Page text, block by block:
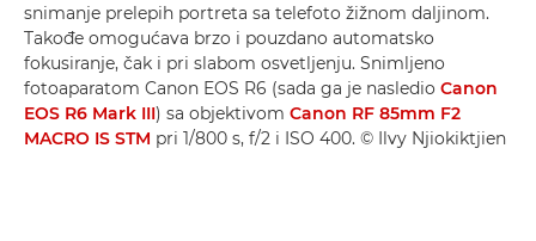
snimanje prelepih portreta sa telefoto žižnom daljinom.
Takođe omogućava brzo i pouzdano automatsko
fokusiranje, čak i pri slabom osvetljenju. Snimljeno
fotoaparatom Canon EOS R6 (sada ga je nasledio Canon
EOS R6 Mark III) sa objektivom Canon RF 85mm F2
MACRO IS STM pri 1/800 s, f/2 i ISO 400. © Ilvy Njiokiktjien